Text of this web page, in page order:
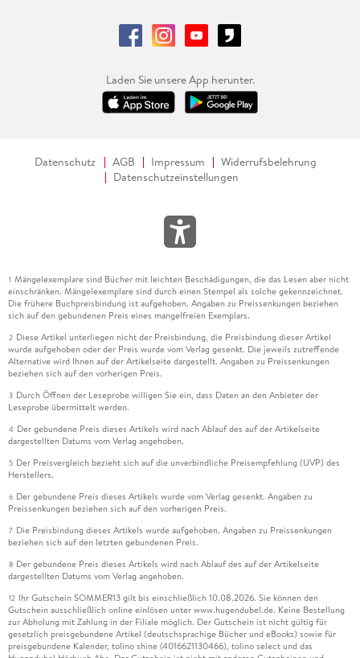
Laden Sie unsere App herunter.
Datenschutz AGB Impressum
Widerrufsbelehrung
Datenschutzeinstellungen
1 Mängelexemplare sind Bücher mit leichten Beschädigungen, die das Lesen aber nicht
einschränken. Mängelexemplare sind durch einen Stempel als solche gekennzeichnet.
Die frühere Buchpreisbindung ist aufgehoben. Angaben zu Preissenkungen beziehen
sich auf den gebundenen Preis eines mangelfreien Exemplars.
2 Diese Artikel unterliegen nicht der Preisbindung, die Preisbindung dieser Artikel
wurde aufgehoben oder der Preis wurde vom Verlag gesenkt. Die jeweils zutreffende
Alternative wird Ihnen auf der Artikelseite dargestellt. Angaben zu Preissenkungen
beziehen sich auf den vorherigen Preis.
3 Durch Öffnen der Leseprobe willigen Sie ein, dass Daten an den Anbieter der
Leseprobe übermittelt werden.
4 Der gebundene Preis dieses Artikels wird nach Ablauf des auf der Artikelseite
dargestellten Datums vom Verlag angehoben.
5 Der Preisvergleich bezieht sich auf die unverbindliche Preisempfehlung (UVP) des
Herstellers.
6 Der gebundene Preis dieses Artikels wurde vom Verlag gesenkt. Angaben zu
Preissenkungen beziehen sich auf den vorherigen Preis.
7 Die Preisbindung dieses Artikels wurde aufgehoben. Angaben zu Preissenkungen
beziehen sich auf den letzten gebundenen Preis.
8 Der gebundene Preis dieses Artikels wird nach Ablauf des auf der Artikelseite
dargestellten Datums vom Verlag angehoben.
12 Ihr Gutschein SOMMER13 gilt bis einschließlich 10.08.2026. Sie können den
Gutschein ausschließlich online einlösen unter www.hugendubel.de. Keine Bestellung
zur Abholung mit Zahlung in der Filiale möglich. Der Gutschein ist nicht gültig für
gesetzlich preisgebundene Artikel (deutschsprachige Bücher und eBooks) sowie für
preisgebundene Kalender, tolino shine (4016621130466), tolino select und das